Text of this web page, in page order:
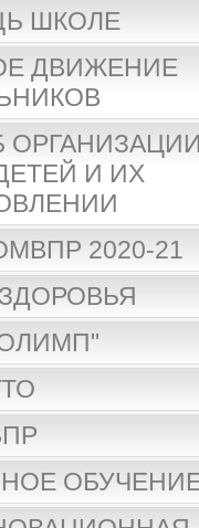
ШКОЛЕ
ДВИЖЕНИЕ
И ИХ
2020-21